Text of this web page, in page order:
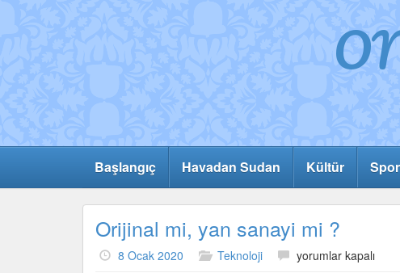
Başlangıç Havadan Sudan Kültür Spor
Orijinal mi, yan sanayi mi ?
8 Ocak 2020 Teknoloji
Orijinal
yorumlar kapalı